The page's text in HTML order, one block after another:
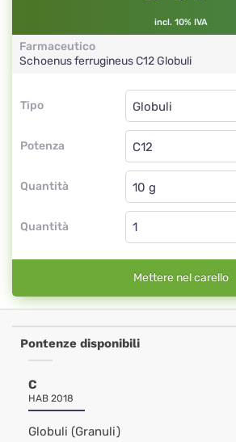
incl. 10% IVA
Farmaceutico
Schoenus ferrugineusC12Globuli
Tipo
Tipo
Potenza
Globuli
C12
Quantità
Globuli
Quantità
Mettere nel carello
Pontenze disponibili
C
HAB 2018
Globuli (Granuli)